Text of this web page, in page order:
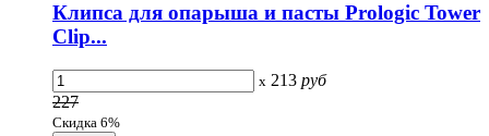
Клипса для опарыша и пасты Prologic Tower
Clip...
x 213 руб
227
Скидка 6%